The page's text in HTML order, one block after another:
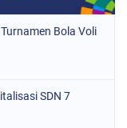
Bola Voli
SDN 7